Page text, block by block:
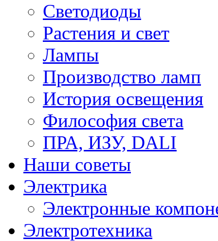
Светодиоды
Растения и свет
Лампы
Производство ламп
История освещения
Философия света
ПРА, ИЗУ, DALI
Наши советы
Электрика
Электронные
Электротехника